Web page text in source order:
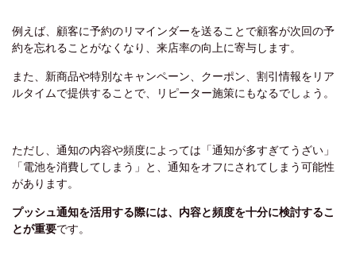
例えば、顧客に予約のリマインダーを送ることで顧客が次回の予
約を忘れることがなくなり、来店率の向上に寄与します。
また、新商品や特別なキャンペーン、クーポン、割引情報をリア
ルタイムで提供することで、リピーター施策にもなるでしょう。
ただし、通知の内容や頻度によっては「通知が多すぎてうざい」
「電池を消費してしまう」と、通知をオフにされてしまう可能性
があります。
プッシュ通知を活用する際には、内容と頻度を十分に検討するこ
とが重要です。